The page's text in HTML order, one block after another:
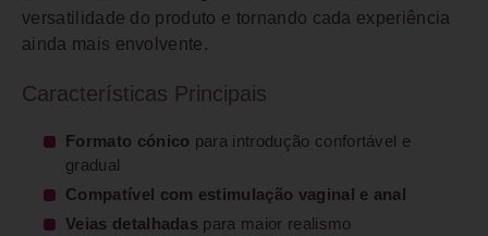
versatilidade do produto e tornando cada experiência
ainda mais envolvente.
Características Principais
Formato cónico para introdução confortável e
gradual
Compatível com estimulação vaginal e anal
Veias detalhadas para maior realismo